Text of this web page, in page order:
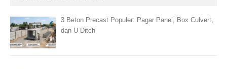
3 Beton Precast Populer: Pagar Panel, Box Culvert,
dan U Ditch